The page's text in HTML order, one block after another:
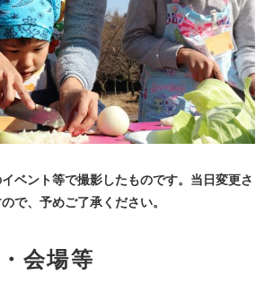
ベント等で撮影したものです。当日変更さ
で、予めご了承ください。
会場等